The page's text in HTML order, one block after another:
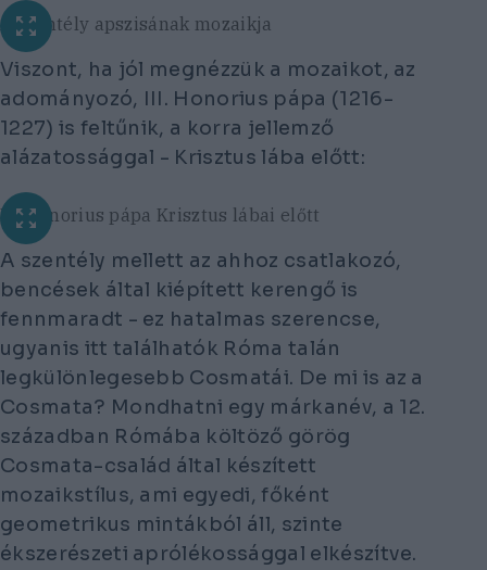
A szentély apszisának mozaikja
Viszont, ha jól megnézzük a mozaikot, az
adományozó, III. Honorius pápa (1216-
1227) is feltűnik, a korra jellemző
alázatossággal - Krisztus lába előtt:
III. Honorius pápa Krisztus lábai előtt
A szentély mellett az ahhoz csatlakozó,
bencések által kiépített kerengő is
fennmaradt - ez hatalmas szerencse,
ugyanis itt találhatók Róma talán
legkülönlegesebb Cosmatái. De mi is az a
Cosmata? Mondhatni egy márkanév, a 12.
században Rómába költöző görög
Cosmata-család által készített
mozaikstílus, ami egyedi, főként
geometrikus mintákból áll, szinte
ékszerészeti aprólékossággal elkészítve.